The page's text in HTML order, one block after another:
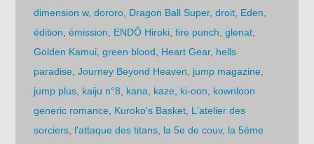
dimension w,dororo Dragon Ball Super,droit Eden
édition ,émission ENDÔ Hiroki ,fire punch ,glenat
Golden Kamui ,green blood Heart Gear, hells
paradise ,Journey Beyond Heaven jump magazine
jump plus kaiju n°8 kana kaze ki-oon
kownloon
generic romance Kuroko's Basket L'atelier des
sorciers l'attaque des titans la 5e de couv, la 5ème